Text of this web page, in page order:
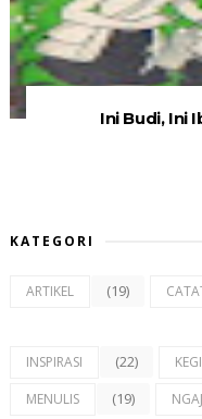
Ini Budi, Ini
KATEGORI
ARTIKEL (19)
INSPIRASI (22)
MENULIS (19)